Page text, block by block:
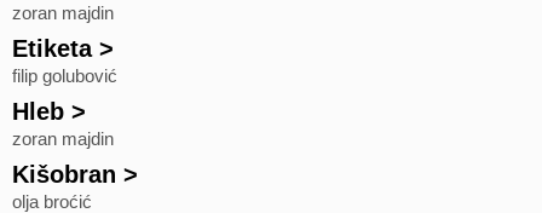
zoran majdin
Etiketa>
filip golubović
Hleb >
zoran majdin
Kišobran >
olja broćić